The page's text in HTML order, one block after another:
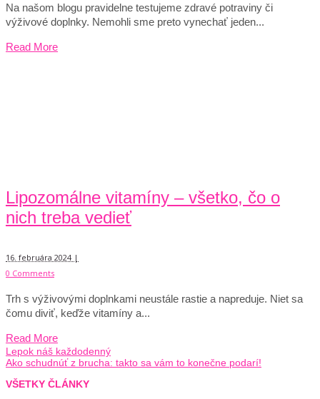
Na našom blogu pravidelne testujeme zdravé potraviny či
výživové doplnky. Nemohli sme preto vynechať jeden...
Read More
Lipozomálne vitamíny – všetko, čo o
nich treba vedieť
16. februára 2024 |
0 Comments
Trh s výživovými doplnkami neustále rastie a napreduje. Niet sa
čomu diviť, keďže vitamíny a...
Read More
Lepok náš každodenný
Ako schudnúť z brucha: takto sa vám to konečne podarí!
VŠETKY ČLÁNKY